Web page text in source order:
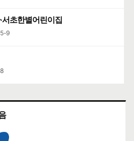
초한별어린이집
9